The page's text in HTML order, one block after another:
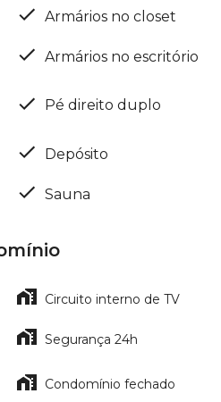
Armários no closet
Armários no escritório
Pé direito duplo
Depósito
Sauna
Circuito interno de TV
Segurança 24h
Condomínio fechado